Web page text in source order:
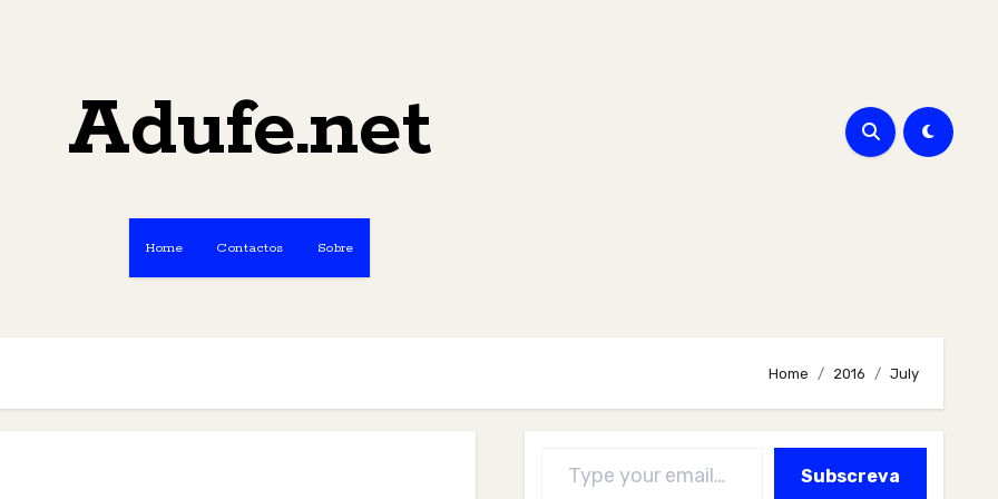
Adufe.net
Home Contactos Sobre
Home 2016 July
Subscreva